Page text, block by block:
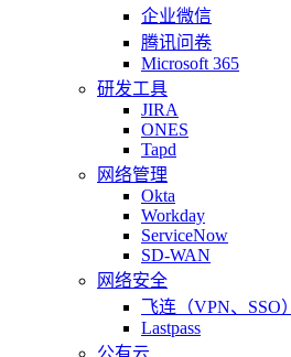
企业微信
腾讯问卷
Microsoft 365
研发工具
JIRA
ONES
Tapd
网络管理
Okta
Workday
ServiceNow
SD-WAN
网络安全
飞连（VPN、SSO）
Lastpass
公有云